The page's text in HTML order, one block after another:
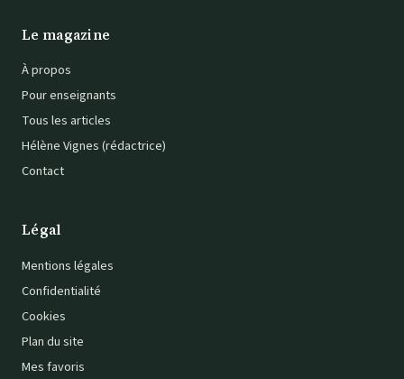
Le magazine
À propos
Pour enseignants
Tous les articles
Hélène Vignes (rédactrice)
Contact
Légal
Mentions légales
Confidentialité
Cookies
Plan du site
Mes favoris